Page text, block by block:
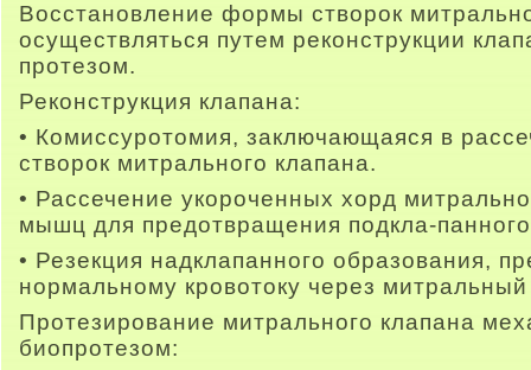
Восстановление формы створок
осуществляться путем реконструкции
протезом.
Реконструкция клапана:
• Комиссуротомия, заключающаяся в
створок митрального клапана.
• Рассечение укороченных хорд
мышц для предотвращения подкла-
• Резекция надклапанного образования,
нормальному кровотоку через
Протезирование митрального клапана
биопротезом: